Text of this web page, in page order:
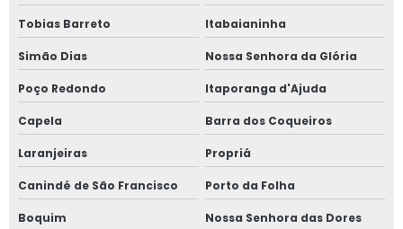
Tobias Barreto Itabaianinha
Simão Dias Nossa Senhora da Glória
Poço Redondo Itaporanga d'Ajuda
Capela Barra dos Coqueiros
Laranjeiras Propriá
Canindé de São Francisco Porto da Folha
Boquim
Nossa Senhora das Dores